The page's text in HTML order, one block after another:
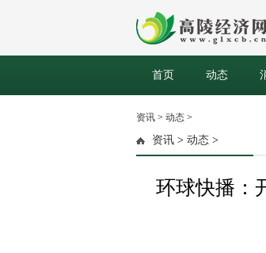
首页 动态
资讯 > 动态 >
资讯 > 动态 >
环球快播：